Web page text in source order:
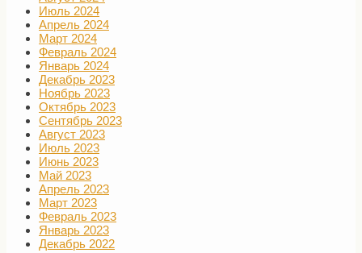
Июль 2024
Апрель 2024
Март 2024
Февраль 2024
Январь 2024
Декабрь 2023
Ноябрь 2023
Октябрь 2023
Сентябрь 2023
Август 2023
Июль 2023
Июнь 2023
Май 2023
Апрель 2023
Март 2023
Февраль 2023
Январь 2023
Декабрь 2022